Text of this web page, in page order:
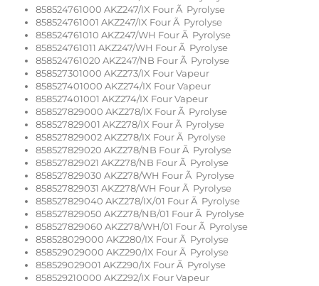
858524761000 AKZ247/IX Four Ã Pyrolyse
858524761001 AKZ247/IX Four Ã Pyrolyse
858524761010 AKZ247/WH Four Ã Pyrolyse
858524761011 AKZ247/WH Four Ã Pyrolyse
858524761020 AKZ247/NB Four Ã Pyrolyse
858527301000 AKZ273/IX Four Vapeur
858527401000 AKZ274/IX Four Vapeur
858527401001 AKZ274/IX Four Vapeur
858527829000 AKZ278/IX Four Ã Pyrolyse
858527829001 AKZ278/IX Four Ã Pyrolyse
858527829002 AKZ278/IX Four Ã Pyrolyse
858527829020 AKZ278/NB Four Ã Pyrolyse
858527829021 AKZ278/NB Four Ã Pyrolyse
858527829030 AKZ278/WH Four Ã Pyrolyse
858527829031 AKZ278/WH Four Ã Pyrolyse
858527829040 AKZ278/IX/01 Four Ã Pyrolyse
858527829050 AKZ278/NB/01 Four Ã Pyrolyse
858527829060 AKZ278/WH/01 Four Ã Pyrolyse
858528029000 AKZ280/IX Four Ã Pyrolyse
858529029000 AKZ290/IX Four Ã Pyrolyse
858529029001 AKZ290/IX Four Ã Pyrolyse
858529210000 AKZ292/IX Four Vapeur